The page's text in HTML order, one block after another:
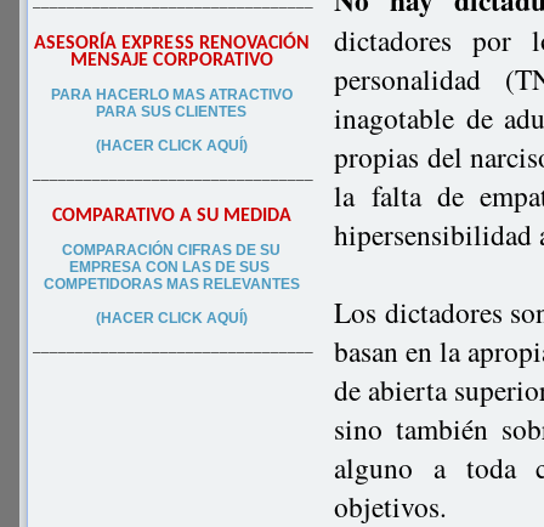
–––––––––––––––––––––––––––––––––
ASESORÍA EXPRESS RENOVACIÓN
MENSAJE CORPORATIVO
PARA HACERLO MAS ATRACTIVO
PARA SUS CLIENTES
(HACER CLICK AQUÍ)
–––––––––––––––––––––––––––––––––
COMPARATIVO A SU MEDIDA
COMPARACIÓN CIFRAS DE SU
EMPRESA CON LAS DE SUS
COMPETIDORAS MAS RELEVANTES
(HACER CLICK AQUÍ)
–––––––––––––––––––––––––––––––––
dictadores por
personalidad
inagotable de
propias del
la falta de
hipersensibilidad
Los dictadores
basan en la
de abierta
sino también
alguno a toda
objetivos.